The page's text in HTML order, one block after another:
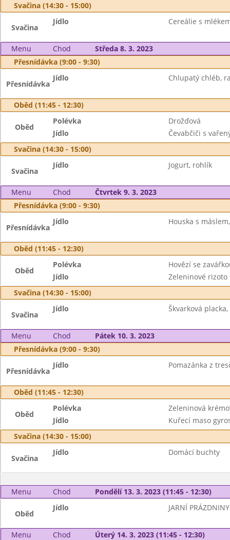
Svačina (14:30 - 15:00)
Svačina
Jídlo Cereálie s
Menu Chod
Středa 8. 3. 2023
Přesnídávka (9:00 - 9:30)
Přesnídávka
Jídlo Chlupatý chléb,
Oběd (11:45 - 12:30)
Oběd
Polévka
Drožďová
Jídlo
Čevabčiči s
Svačina (14:30 - 15:00)
Svačina
Jídlo Jogurt, rohlík
Menu Chod
Čtvrtek 9. 3. 2023
Přesnídávka (9:00 - 9:30)
Přesnídávka
Jídlo Houska s
Oběd (11:45 - 12:30)
Oběd
Polévka
Hovězí se
Jídlo
Zeleninové
Svačina (14:30 - 15:00)
Svačina
Jídlo Škvarková
Menu Chod
Pátek 10. 3. 2023
Přesnídávka (9:00 - 9:30)
Přesnídávka
Jídlo Pomazánka z
Oběd (11:45 - 12:30)
Oběd
Polévka
Zeleninová
Jídlo
Kuřecí maso
Svačina (14:30 - 15:00)
Svačina
Jídlo Domácí buchty
Menu Chod Pondělí 13. 3. 2023 (11:45 - 12:30)
Oběd
Jídlo JARNÍ PRÁZDNINY
Menu Chod Úterý 14. 3. 2023 (11:45 - 12:30)